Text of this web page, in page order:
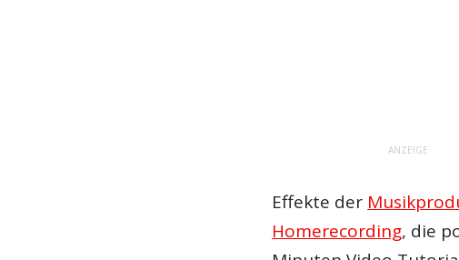
ANZEIGE
Effekte der
Homerecording, die